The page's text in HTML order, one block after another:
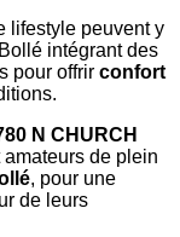
lifestyle peuvent y
intégrant des
pour offrir confort
N CHURCH
de plein
, pour une
de leurs